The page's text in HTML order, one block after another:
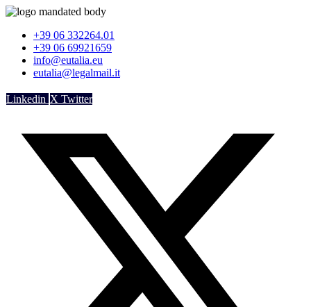
Vai
contenuto+39 06 332264.01
+39 06 69921659
info@eutalia.eu
eutalia@legalmail.it
Linkedin X Twitter